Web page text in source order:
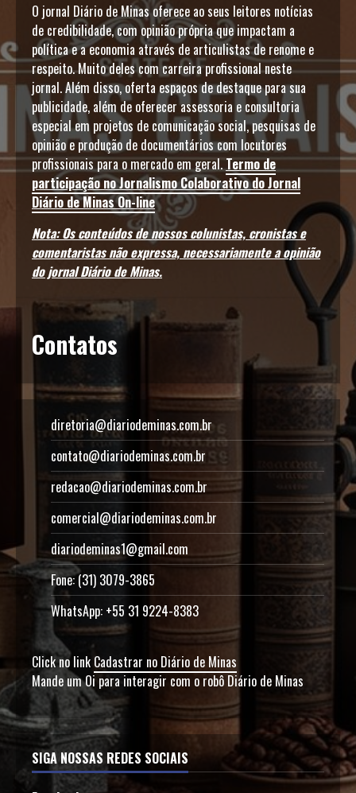
O jornal Diário de Minas oferece ao seus leitores notícias
de credibilidade, com opinião própria que impactam a
política e a economia através de articulistas de renome e
respeito. Muito deles com carreira profissional neste
jornal. Além disso, oferta espaços de destaque para sua
publicidade, além de oferecer assessoria e consultoria
especial em projetos de comunicação social, pesquisas de
opinião e produção de documentários com locutores
profissionais para o mercado em geral.Termo de
participação no Jornalismo Colaborativo do Jornal
Diário de Minas On-line
Nota: Os conteúdos de nossos colunistas, cronistas e
comentaristas não expressa, necessariamente a opinião
do jornal Diário de Minas.
Contatos
diretoria@diariodeminas.com.br
contato@diariodeminas.com.br
redacao@diariodeminas.com.br
comercial@diariodeminas.com.br
diariodeminas1@gmail.com
Fone: (31) 3079-3865
WhatsApp: +55 31 9224-8383
Click no link Cadastrar no Diário de Minas
Mande um Oi para interagir com o robô Diário de Minas
SIGA NOSSAS REDES SOCIAIS